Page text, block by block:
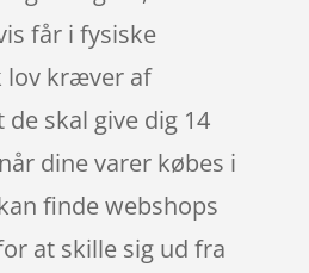
får i fysiske
lov kræver af
skal give dig 14
dine varer købes i
finde webshops
at skille sig ud fra